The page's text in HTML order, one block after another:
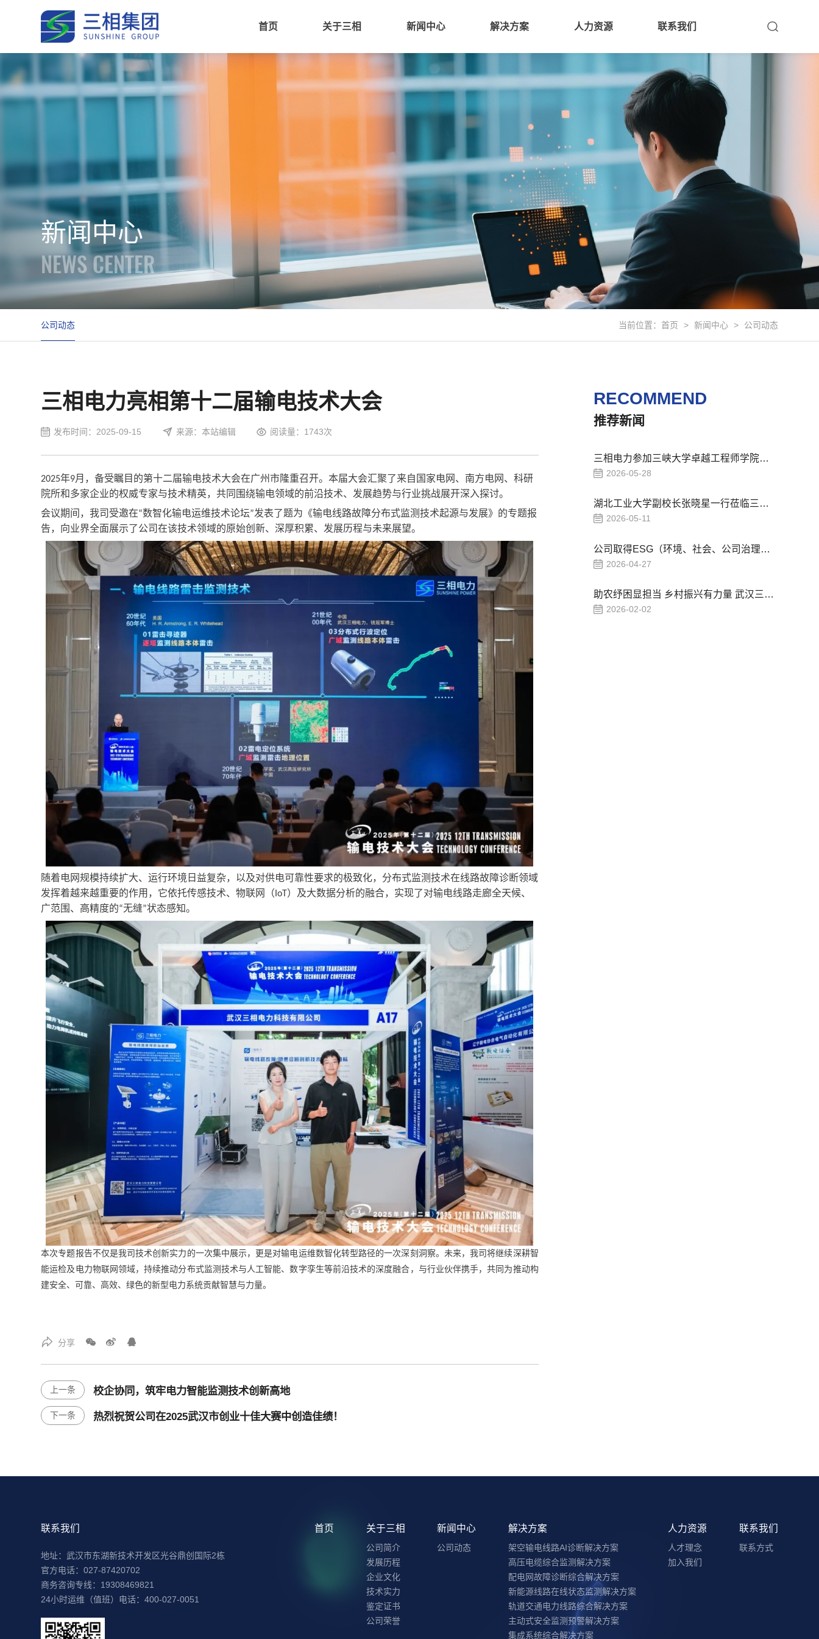
首页 关于三相 新闻中心 解决方案 人力资源 联系我们
新闻中心
NEWS CENTER
公司动态 当前位置： 首页 > 新闻中心 > 公司动态
三相电力亮相第十二届输电技术大会
发布时间：2025-09-15 来源：本站编辑 阅读量：1743次
2025年9月，备受瞩目的第十二届输电技术大会在广州市隆重召开。本届大会汇聚了来自国家电网、南方电网、科研
院所和多家企业的权威专家与技术精英，共同围绕输电领域的前沿技术、发展趋势与行业挑战展开深入探讨。
会议期间，我司受邀在“数智化输电运维技术论坛”发表了题为《输电线路故障分布式监测技术起源与发展》的专题报
告，向业界全面展示了公司在该技术领域的原始创新、深厚积累、 发展历程与未来展望。
随着电网规模持续扩大、运行环境日益复杂，以及对供电可靠性要求的极致化，分布式监测技术在线路故障诊断领域
发挥着越来越重要的作用 ，它依托传感技术、物联网（ IoT）及大数据分析的融合，实现了对输电线路走廊全天候、
广范围、高精度的“无缝”状态感知。
本次专题报告不仅是我司技术创新实力的一次集中展示，更是对输电运维数智化转型路径的一次深刻洞察。未来，我司将继续深耕智
能运检及电力物联网领域，持续推动分布式监测技术与人工智能、数字孪生等前沿技术的深度融合，与行业伙伴携手，共同为推动构
建安全、可靠、高效、绿色的新型电力系统贡献智慧与力量。
分享
上一条 校企协同，筑牢电力智能监测技术创新高地
下一条 热烈祝贺公司在2025武汉市创业十佳大赛中创造佳绩！
RECOMMEND
推荐新闻
三相电力参加三峡大学卓越工程师学院成立大会
2026-05-28
湖北工业大学副校长张晓星一行莅临三相电力开展“访企拓岗”专项交流
2026-05-11
公司取得ESG（环境、社会、公司治理）报告
2026-04-27
助农纾困显担当 乡村振兴有力量 武汉三相集团到英山开展爱心帮扶走访活动
2026-02-02
联系我们
地址：武汉市东湖新技术开发区光谷鼎创国际2栋
官方电话：027-87420702
商务咨询专线：19308469821
24小时运维（值班）电话：400-027-0051
首页 关于三相
公司简介
发展历程
企业文化
技术实力
鉴定证书
公司荣誉
新闻中心
公司动态
解决方案
架空输电线路AI诊断解决方案
高压电缆综合监测解决方案
配电网故障诊断综合解决方案
新能源线路在线状态监测解决方案
轨道交通电力线路综合解决方案
主动式安全监测预警解决方案
集成系统综合解决方案
人力资源
人才理念
加入我们
联系我们
联系方式